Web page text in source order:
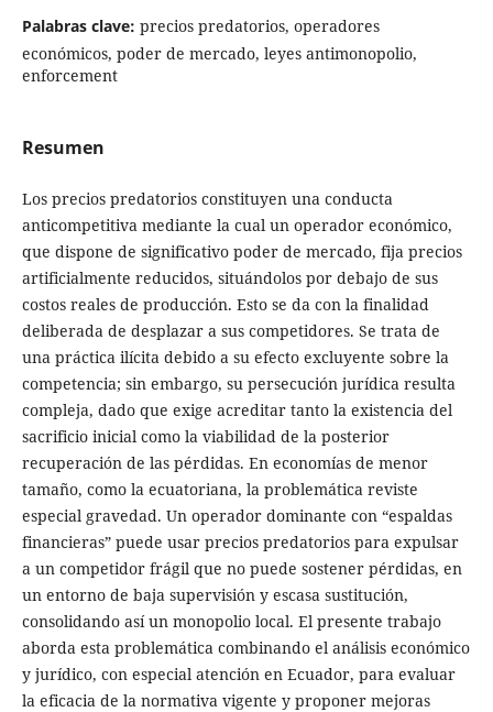
Palabras clave: precios predatorios, operadores
económicos, poder de mercado, leyes antimonopolio,
enforcement
Resumen
Los precios predatorios constituyen una conducta
anticompetitiva mediante la cual un operador económico,
que dispone de significativo poder de mercado, fija precios
artificialmente reducidos, situándolos por debajo de sus
costos reales de producción. Esto se da con la finalidad
deliberada de desplazar a sus competidores. Se trata de
una práctica ilícita debido a su efecto excluyente sobre la
competencia; sin embargo, su persecución jurídica resulta
compleja, dado que exige acreditar tanto la existencia del
sacrificio inicial como la viabilidad de la posterior
recuperación de las pérdidas. En economías de menor
tamaño, como la ecuatoriana, la problemática reviste
especial gravedad. Un operador dominante con “espaldas
financieras” puede usar precios predatorios para expulsar
a un competidor frágil que no puede sostener pérdidas, en
un entorno de baja supervisión y escasa sustitución,
consolidando así un monopolio local. El presente trabajo
aborda esta problemática combinando el análisis económico
y jurídico, con especial atención en Ecuador, para evaluar
la eficacia de la normativa vigente y proponer mejoras